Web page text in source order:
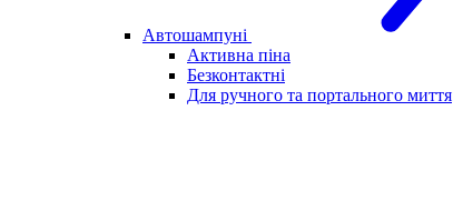
Автошампуні
Активна піна
Безконтактні
Для ручного та портального миття